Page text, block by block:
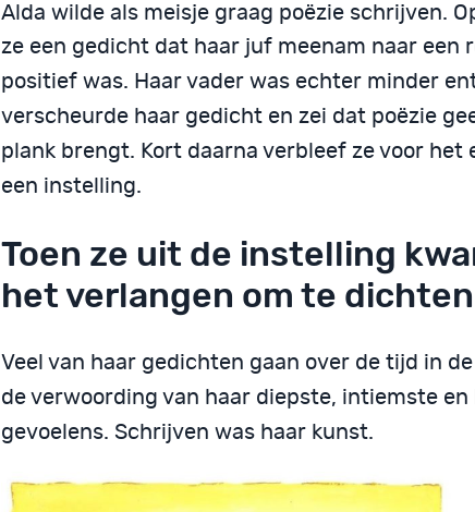
Alda wilde als meisje graag poëzie schrijven.
ze een gedicht dat haar juf meenam naar een
positief was. Haar vader was echter minder
verscheurde haar gedicht en zei dat poëzie
plank brengt. Kort daarna verbleef ze voor het
een instelling.
Toen ze uit de instelling
het verlangen om te
Veel van haar gedichten gaan over de tijd in
de verwoording van haar diepste, intiemste
gevoelens. Schrijven was haar kunst.